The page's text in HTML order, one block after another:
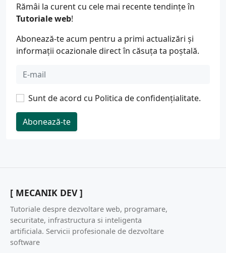
Rămâi la curent cu cele mai recente tendințe în
Tutoriale web!
Abonează-te acum pentru a primi actualizări și
informații ocazionale direct în căsuța ta poștală.
Sunt de acord cu Politica de confidențialitate.
Abonează-te
[ MECANIK DEV ]
Tutoriale despre dezvoltare web, programare,
securitate, infrastructura si inteligenta
artificiala. Servicii profesionale de dezvoltare
software